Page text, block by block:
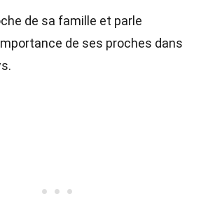
de sa famille et parle
de ses proches dans